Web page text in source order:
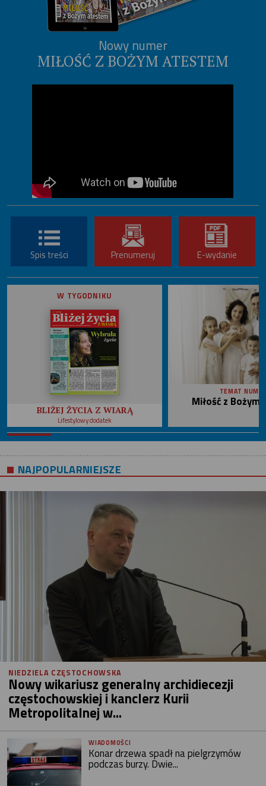
Nowy numer
MIŁOŚĆ Z BOŻYM ATESTEM
Spis treści Prenumeruj E-wydanie
W TYGODNIKU
BLIŻEJ ŻYCIA Z WIARĄ
Lifestylowy dodatek
TEMAT
Miłość z
NAJPOPULARNIEJSZE
NIEDZIELA CZĘSTOCHOWSKA
Nowy wikariusz generalny archidiecezji
częstochowskiej i kanclerz Kurii
Metropolitalnej w...
WIADOMOŚCI
Konar drzewa spadł na pielgrzymów
podczas burzy. Dwie...